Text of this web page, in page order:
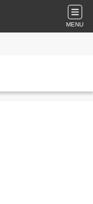
MENU